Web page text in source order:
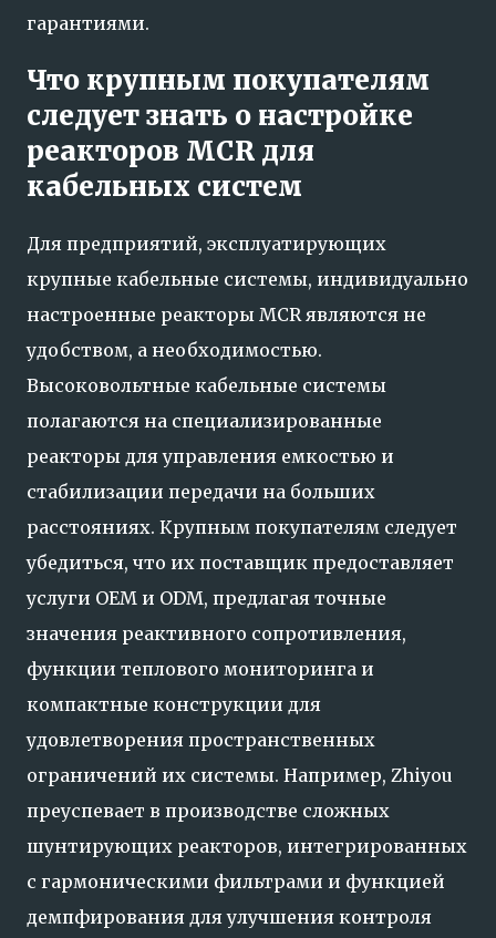
гарантиями.
Что крупным покупателям
следует знать о настройке
реакторов MCR для
кабельных систем
Для предприятий, эксплуатирующих
крупные кабельные системы, индивидуально
настроенные реакторы MCR являются не
удобством, а необходимостью.
Высоковольтные кабельные системы
полагаются на специализированные
реакторы для управления емкостью и
стабилизации передачи на больших
расстояниях. Крупным покупателям следует
убедиться, что их поставщик предоставляет
услуги OEM и ODM, предлагая точные
значения реактивного сопротивления,
функции теплового мониторинга и
компактные конструкции для
удовлетворения пространственных
ограничений их системы. Например, Zhiyou
преуспевает в производстве сложных
шунтирующих реакторов, интегрированных
с гармоническими фильтрами и функцией
демпфирования для улучшения контроля